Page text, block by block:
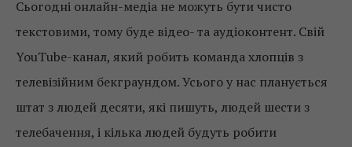
Сьогодні онлайн-медіа не можуть бути чисто
текстовими, тому буде відео- та аудіоконтент. Свій
YouTube-канал, який робить команда хлопців з
телевізійним бекграундом. Усього у нас планується
штат з людей десяти, які пишуть, людей шести з
телебачення, і кілька людей будуть робити